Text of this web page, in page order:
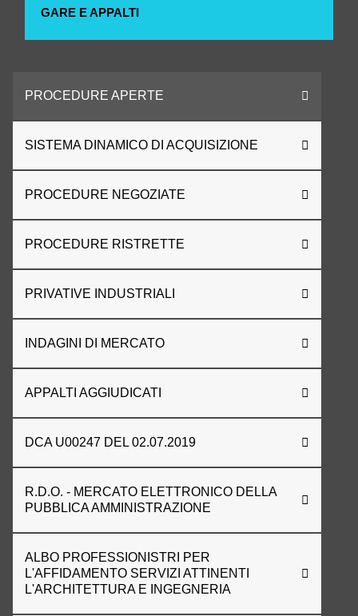
GARE E APPALTI
PROCEDURE APERTE
SISTEMA DINAMICO DI ACQUISIZIONE
PROCEDURE NEGOZIATE
PROCEDURE RISTRETTE
PRIVATIVE INDUSTRIALI
INDAGINI DI MERCATO
APPALTI AGGIUDICATI
DCA U00247 DEL 02.07.2019
R.D.O. - MERCATO ELETTRONICO DELLA
PUBBLICA AMMINISTRAZIONE
ALBO PROFESSIONISTRI PER
L'AFFIDAMENTO SERVIZI ATTINENTI
L'ARCHITETTURA E INGEGNERIA